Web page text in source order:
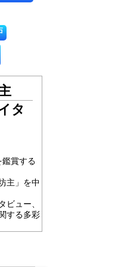
タ
鑑賞する
主」を中
ビュー、
する多彩